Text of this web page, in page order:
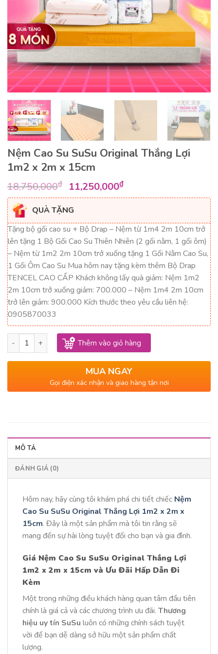
Nệm Cao Su SuSu Original Thắng Lợi
1m2 x 2m x 15cm
18,750,000₫ Giá
gốc
là:
18,750,000₫.
11,250,000₫Giá
hiện
là:
11,250,000₫.
QUÀ TẶNG
Tặng bộ gối cao su + Bộ Drap – Nệm từ 1m4 2m 10cm trở
lên tặng 1 Bộ Gối Cao Su Thiên Nhiên (2 gối nằm, 1 gối ôm)
– Nệm từ 1m2 2m 10cm trở xuống tặng 1 Gối Nằm Cao Su,
1 Gối Ôm Cao Su Mua hôm nay tặng kèm thêm Bộ Drap
TENCEL CAO CẤP Khách không lấy quà giảm: Nệm 1m2
2m 10cm trở xuống giảm: 700.000 – Nệm 1m4 2m 10cm
trở lên giảm: 900.000 Kích thước theo yêu cầu liên hệ:
0905870033
Nệm Cao Su SuSu Original Thắng Lợi 1m2 x 2m x 15cm số
Thêm vào giỏ hàng
MUA NGAY
Gọi điện xác nhận và giao hàng tận nơi
MÔ TẢ
ĐÁNH GIÁ (0)
Hôm nay, hãy cùng tôi khám phá chi tiết chiếc Nệm
Cao Su SuSu Original Thắng Lợi 1m2 x 2m x
15cm. Đây là một sản phẩm mà tôi tin rằng sẽ
mang đến sự hài lòng tuyệt đối cho bạn và gia đình.
Giá Nệm Cao Su SuSu Original Thắng Lợi
1m2 x 2m x 15cm và Ưu Đãi Hấp Dẫn Đi
Kèm
Một trong những điều khách hàng quan tâm đầu tiên
chính là giá cả và các chương trình ưu đãi. Thương
hiệu uy tín SuSu luôn có những chính sách tuyệt
vời để bạn dễ dàng sở hữu một sản phẩm chất
lượng.